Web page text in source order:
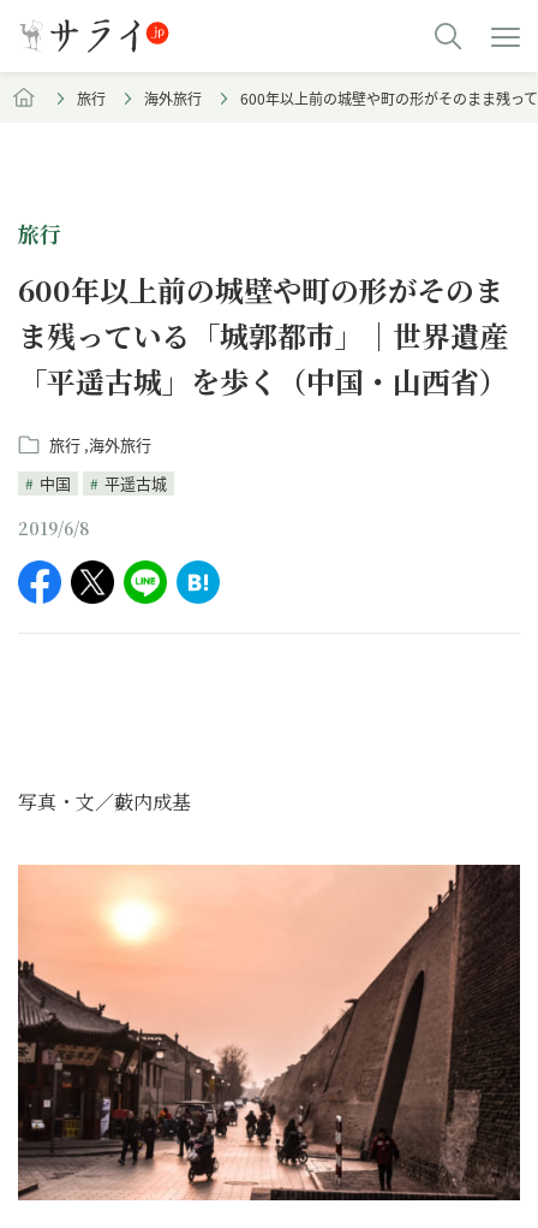
旅行 海外旅行 600年以上前の城壁や町の形がそのまま残っ
旅行
600年以上前の城壁や町の形がそのま
ま残っている「城郭都市」｜世界遺産
「平遥古城」を歩く（中国・山西省）
旅行 海外旅行
中国
平遥古城
2019/6/8
写真・文／藪内成基